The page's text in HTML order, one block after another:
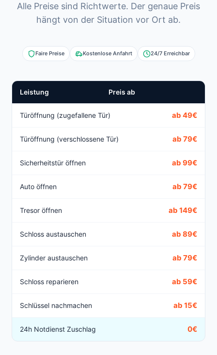
Alle Preise sind Richtwerte. Der genaue Preis
hängt von der Situation vor Ort ab.
Faire Preise Kostenlose Anfahrt 24/7 Erreichbar
Leistung Preis ab
Türöffnung (zugefallene Tür) ab 49€
Türöffnung (verschlossene Tür) ab 79€
Sicherheitstür öffnen ab 99€
Auto öffnen ab 79€
Tresor öffnen ab 149€
Schloss austauschen ab 89€
Zylinder austauschen ab 79€
Schloss reparieren ab 59€
Schlüssel nachmachen ab 15€
24h Notdienst Zuschlag 0€